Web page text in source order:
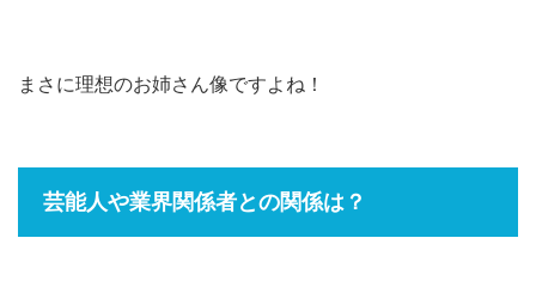
まさに理想のお姉さん像ですよね！
芸能人や業界関係者との関係は？